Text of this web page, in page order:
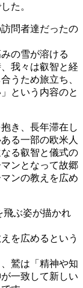
た。
問者達だったの
の雪が溶ける
我々は叡智と経
うため旅立ち、
という内容のと
き、長年滞在し
る一部の欧米人
る叡智と儀式の
ンとなって故郷
ンの教えを広め
飛ぶ姿が描かれ
を広めるという
鷲は「精神や知
一致して新しい